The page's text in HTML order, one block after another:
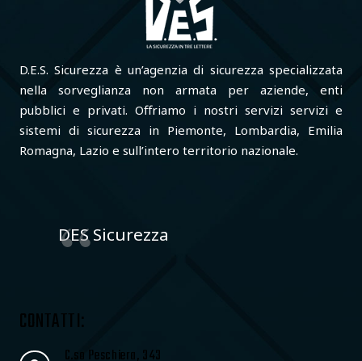
D.E.S. Sicurezza è un’agenzia di sicurezza specializzata
nella sorveglianza non armata per aziende, enti
pubblici e privati. Offriamo i nostri servizi servizi e
sistemi di sicurezza in Piemonte, Lombardia, Emilia
Romagna, Lazio e sull’intero territorio nazionale.
DES Sicurezza
CONTATTI:
C.so Peschiera, 343